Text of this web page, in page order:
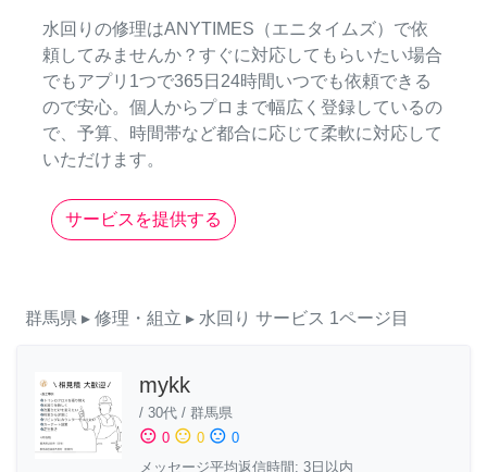
水回りの修理はANYTIMES（エニタイムズ）で依
頼してみませんか？すぐに対応してもらいたい場合
でもアプリ1つで365日24時間いつでも依頼できる
ので安心。個人からプロまで幅広く登録しているの
で、予算、時間帯など都合に応じて柔軟に対応して
いただけます。
サービスを提供する
群馬県 ▸ 修理・組立 ▸ 水回り サービス 1ページ目
mykk
/ 30代 / 群馬県
sentiment_satisfied 0 sentiment_neutral 0 sentiment_dissatisfied 0
メッセージ平均返信時間: 3日以内